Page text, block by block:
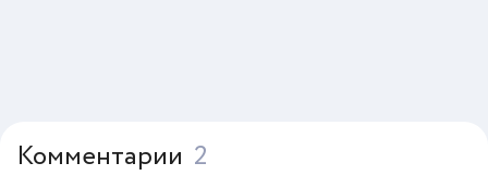
Комментарии 2